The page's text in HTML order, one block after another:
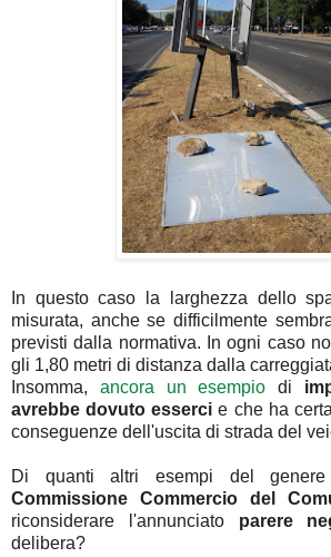
In questo caso la larghezza dello
misurata, anche se difficilmente
previsti dalla normativa. In ogni caso
gli 1,80 metri di distanza dalla
Insomma, ancora un esempio di
avrebbe dovuto esserci e che ha
conseguenze dell'uscita di strada del
Di quanti altri esempi del
Commissione Commercio del
riconsiderare l'annunciato parere
delibera?